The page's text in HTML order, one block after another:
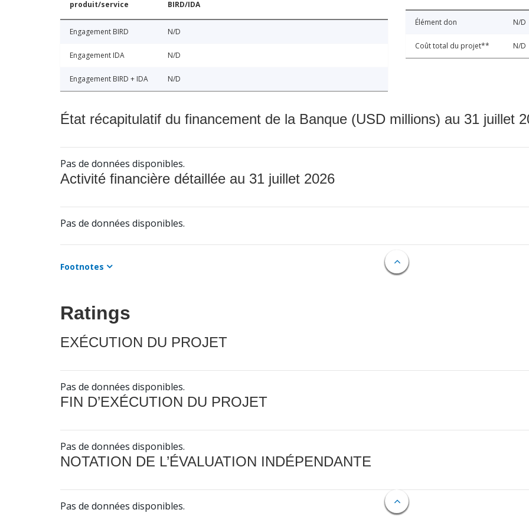
produit/service BIRD/IDA
Engagement BIRD N/D
Engagement IDA N/D
Engagement BIRD + IDA N/D
Élément don N/D
Coût total du projet** N/D
État récapitulatif du financement de la Banque (USD millions) au 31 juillet
Pas de données disponibles.
Activité financière détaillée au 31 juillet 2026
Pas de données disponibles.
Footnotes
Ratings
EXÉCUTION DU PROJET
Pas de données disponibles.
FIN D’EXÉCUTION DU PROJET
Pas de données disponibles.
NOTATION DE L’ÉVALUATION INDÉPENDANTE
Pas de données disponibles.